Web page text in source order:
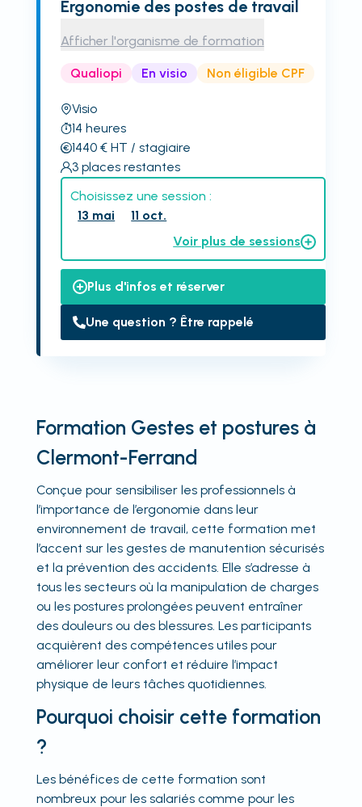
Ergonomie des postes de travail
Afficher l'organisme de formation
Qualiopi En visio Non éligible CPF
Visio
14 heures
1440€ HT / stagiaire
3 places restantes
Choisissez une session :
13 mai
11 oct.
Voir plus de sessions
Plus d'infos et réserver
Une question ? Être rappelé
Formation Gestes et postures à
Clermont-Ferrand
Conçue pour sensibiliser les professionnels à
l’importance de l’ergonomie dans leur
environnement de travail, cette formation met
l’accent sur les gestes de manutention sécurisés
et la prévention des accidents. Elle s’adresse à
tous les secteurs où la manipulation de charges
ou les postures prolongées peuvent entraîner
des douleurs ou des blessures. Les participants
acquièrent des compétences utiles pour
améliorer leur confort et réduire l’impact
physique de leurs tâches quotidiennes.
Pourquoi choisir cette formation
?
Les bénéfices de cette formation sont
nombreux pour les salariés comme pour les